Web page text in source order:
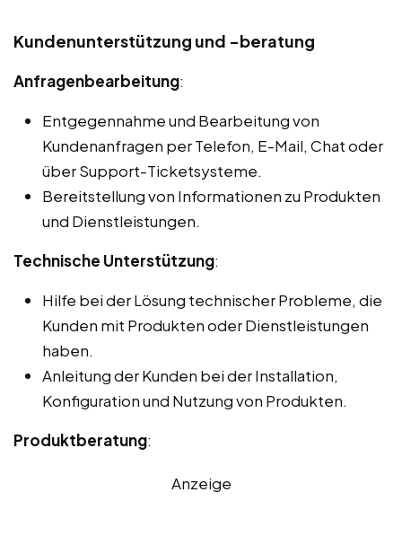
Kundenunterstützung und -beratung
Anfragenbearbeitung:
Entgegennahme und Bearbeitung von
Kundenanfragen per Telefon, E-Mail, Chat oder
über Support-Ticketsysteme.
Bereitstellung von Informationen zu Produkten
und Dienstleistungen.
Technische Unterstützung:
Hilfe bei der Lösung technischer Probleme, die
Kunden mit Produkten oder Dienstleistungen
haben.
Anleitung der Kunden bei der Installation,
Konfiguration und Nutzung von Produkten.
Produktberatung:
Anzeige